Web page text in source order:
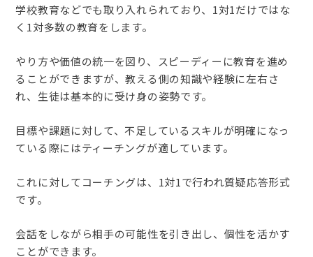
学校教育などでも取り入れられており、1対1だけではな
く1対多数の教育をします。
やり方や価値の統一を図り、スピーディーに教育を進め
ることができますが、教える側の知識や経験に左右さ
れ、生徒は基本的に受け身の姿勢です。
目標や課題に対して、不足しているスキルが明確になっ
ている際にはティーチングが適しています。
これに対してコーチングは、1対1で行われ質疑応答形式
です。
会話をしながら相手の可能性を引き出し、個性を活かす
ことができます。